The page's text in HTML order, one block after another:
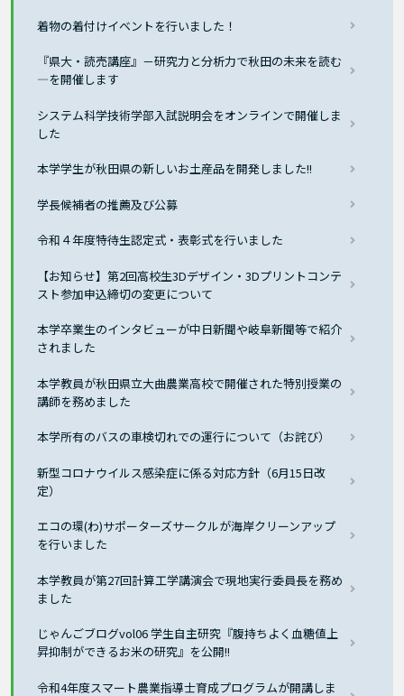
着物の着付けイベントを行いました！
『県大・読売講座』－研究力と分析力で秋田の未来を読む
―を開催します
システム科学技術学部入試説明会をオンラインで開催しま
した
本学学生が秋田県の新しいお土産品を開発しました!!
学長候補者の推薦及び公募
令和４年度特待生認定式・表彰式を行いました
【お知らせ】第2回高校生3Dデザイン・3Dプリントコンテ
スト参加申込締切の変更について
本学卒業生のインタビューが中⽇新聞や岐阜新聞等で紹介
されました
本学教員が秋田県立大曲農業高校で開催された特別授業の
講師を務めました
本学所有のバスの車検切れでの運行について（お詫び）
新型コロナウイルス感染症に係る対応方針（6月15日改
定）
エコの環(わ)サポーターズサークルが海岸クリーンアップ
を行いました
本学教員が第27回計算工学講演会で現地実行委員長を務め
ました
じゃんごブログvol06 学生自主研究『腹持ちよく血糖値上
昇抑制ができるお米の研究』を公開!!
令和4年度スマート農業指導士育成プログラムが開講しま